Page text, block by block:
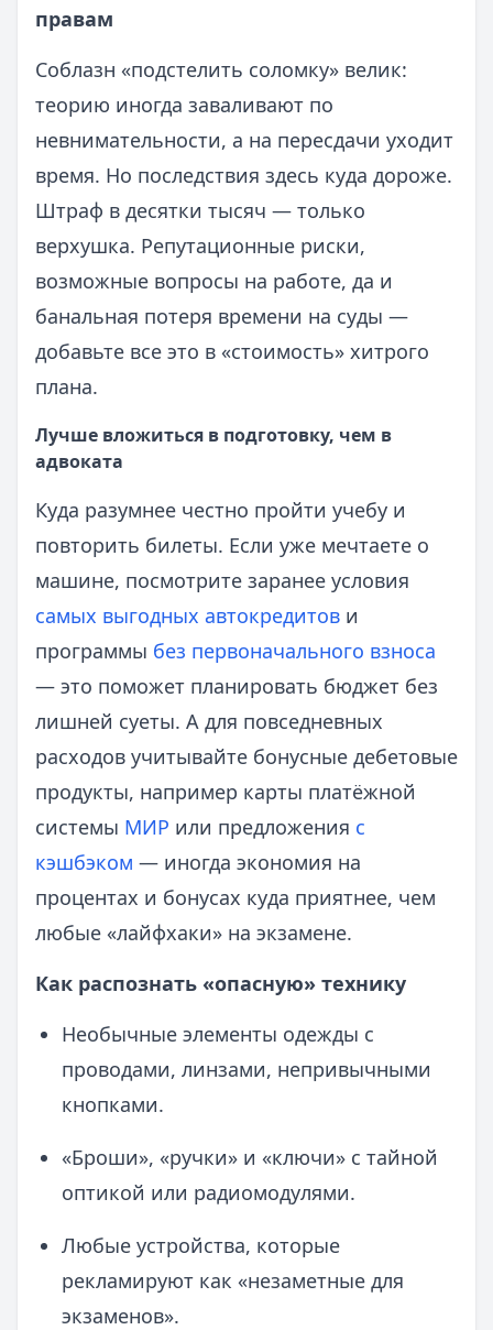
правам
Соблазн «подстелить соломку» велик:
теорию иногда заваливают по
невнимательности, а на пересдачи уходит
время. Но последствия здесь куда дороже.
Штраф в десятки тысяч — только
верхушка. Репутационные риски,
возможные вопросы на работе, да и
банальная потеря времени на суды —
добавьте все это в «стоимость» хитрого
плана.
Лучше вложиться в подготовку, чем в
адвоката
Куда разумнее честно пройти учебу и
повторить билеты. Если уже мечтаете о
машине, посмотрите заранее условия
самых выгодных автокредитов и
программы без первоначального взноса
— это поможет планировать бюджет без
лишней суеты. А для повседневных
расходов учитывайте бонусные дебетовые
продукты, например карты платёжной
системы МИР или предложения с
кэшбэком — иногда экономия на
процентах и бонусах куда приятнее, чем
любые «лайфхаки» на экзамене.
Как распознать «опасную» технику
Необычные элементы одежды с
проводами, линзами, непривычными
кнопками.
«Броши», «ручки» и «ключи» с тайной
оптикой или радиомодулями.
Любые устройства, которые
рекламируют как «незаметные для
экзаменов».